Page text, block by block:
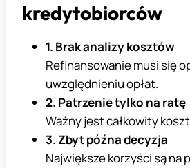
kredytobiorców
1. Brak analizy kosztów
Refinansowanie musi się
uwzględnieniu opłat.
2. Patrzenie tylko na ratę
Ważny jest całkowity
3. Zbyt późna decyzja
Największe korzyści są na